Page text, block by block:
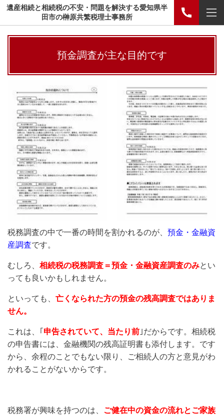
遺産相続と相続税の不安・問題を解決する愛知県半
田市の榊原共繁税理士事務所
預金調査が主な目的です
税務調査の中で一番の時間を割かれるのが、 預金・金融資
産調査です。
むしろ、 相続税の税務調査＝預金・金融資産調査のみとい
っても良いかもしれません。
といっても、 亡くなられた方の預金の残高調査ではありま
せん。
これは、｢ 申告されていて、当たり前 ｣だからです。相続税
の申告書には、金融機関の残高証明書も添付します。です
から、余程のことでもない限り、ご相続人の方と意見がわ
かれることがないからです。
税務署が興味を持つのは、 ご健在中の資金の流れとご家族